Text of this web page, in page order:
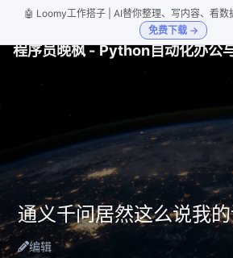
🤖 Loomy工作搭子 | AI替你整理、写内容、看数
免费下载 →
程序员晚枫 - Python自动化办公
通义千问居然这么说我
编辑